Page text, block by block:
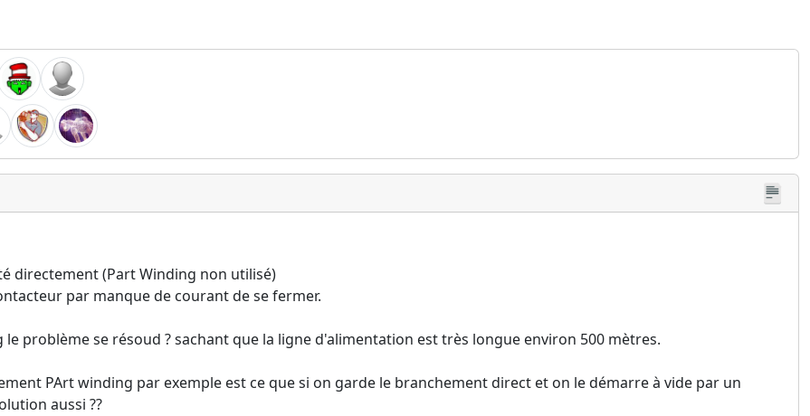
directement (Part Winding non utilisé)
par manque de courant de se fermer.
problème se résoud ? sachant que la ligne d'alimentation est très longue environ 500 mètres.
PArt winding par exemple est ce que si on garde le branchement direct et on le démarre à vide par un
aussi ??